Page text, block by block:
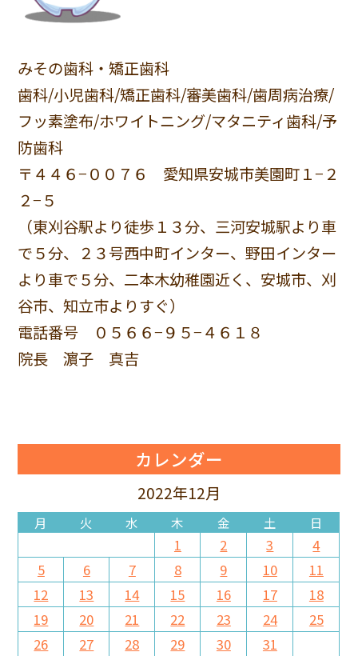
みその歯科・矯正歯科
歯科/小児歯科/矯正歯科/審美歯科/歯周病治療/
フッ素塗布/ホワイトニング/マタニティ歯科/予
防歯科
〒４４６−００７６ 愛知県安城市美園町１−２
２−５
（東刈谷駅より徒歩１３分、三河安城駅より車
で５分、２３号西中町インター、野田インター
より車で５分、二本木幼稚園近く、安城市、刈
谷市、知立市よりすぐ）
電話番号 ０５６６−９５−４６１８
院長 濵子 真吉
カレンダー
2022年12月
月 火 水 木 金 土 日
1 2 3
4
5
6 7 8 9 10
11
12
13 14 15 16 17
18
19
20 21 22 23 24
25
26
27 28 29 30 31